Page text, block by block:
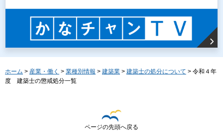
ホーム > 産業・働く > 業種別情報 > 建築業 > 建築士の処分について > 令和４年
度 建築士の懲戒処分一覧
ページの先頭へ戻る